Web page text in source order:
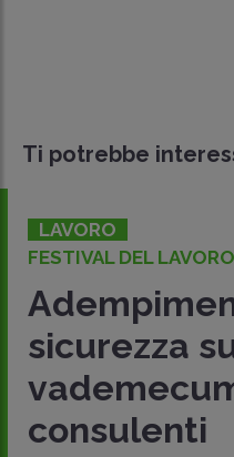
Ti potrebbe
LAVORO
FESTIVAL DEL
sicurezza
consulenti